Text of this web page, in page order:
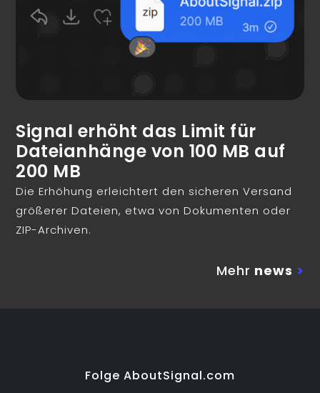
Signal erhöht das Limit für
Dateianhänge von 100 MB auf
200 MB
Die Erhöhung erleichtert den sicheren Versand
größerer Dateien, etwa von Dokumenten oder
ZIP-Archiven.
Mehr news >
Folge AboutSignal.com